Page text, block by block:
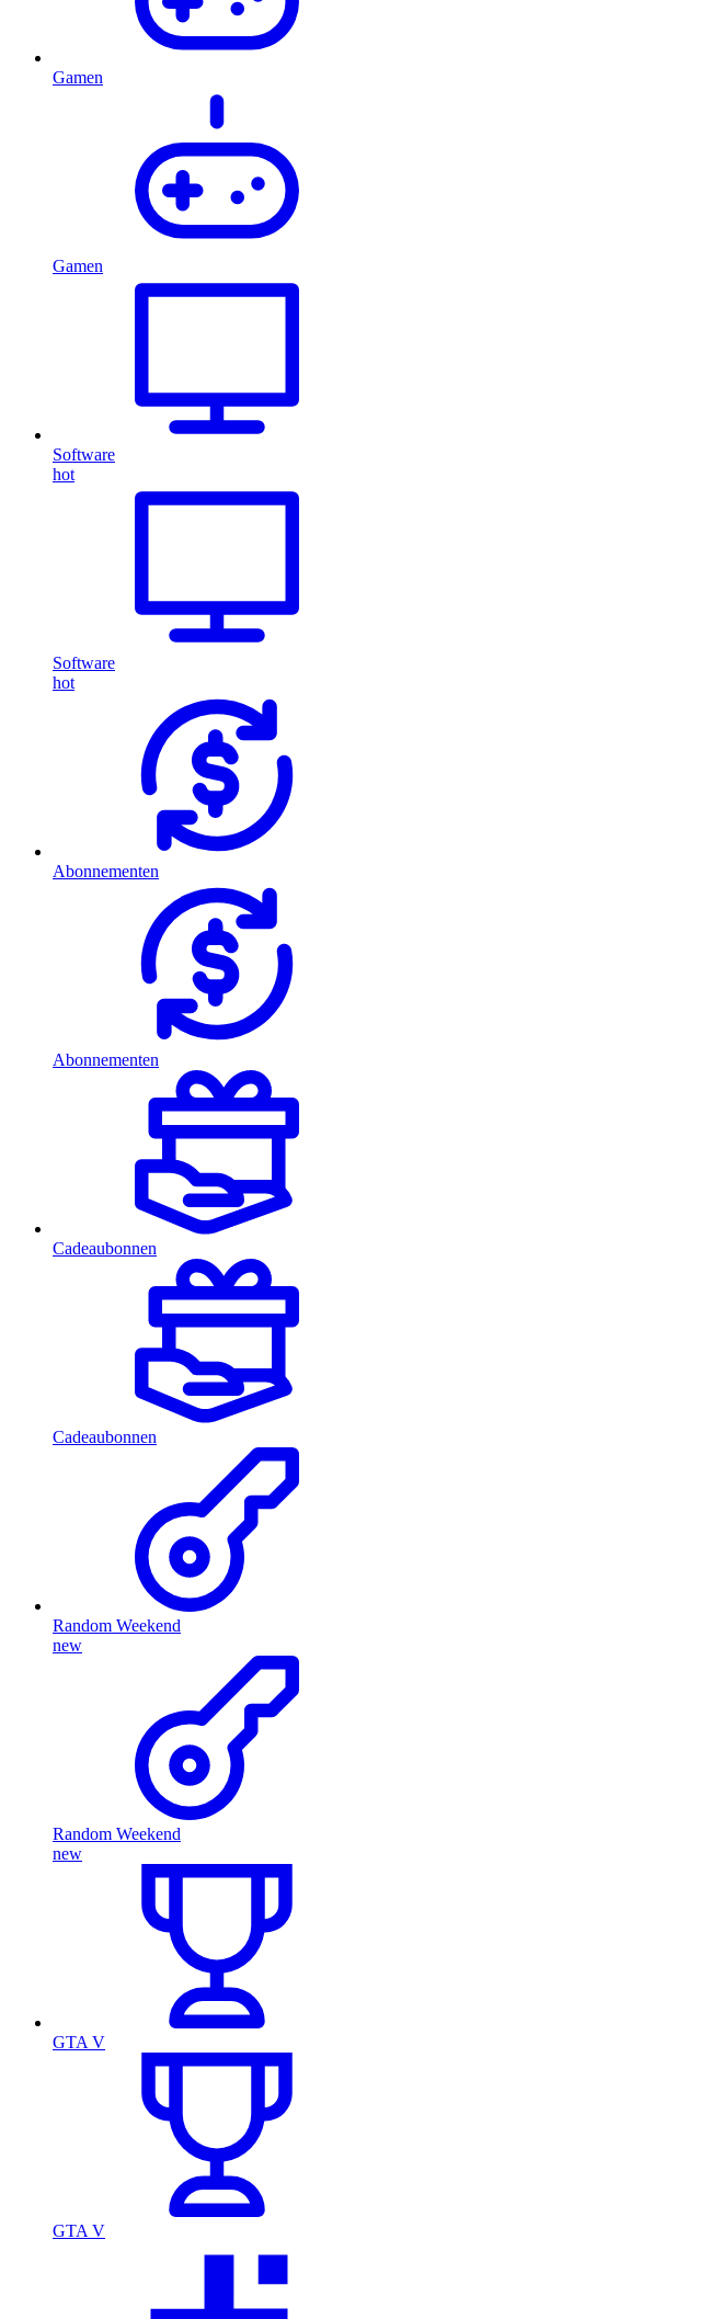
Gamen
Gamen
Software
hot
Software
hot
Abonnementen
Abonnementen
Cadeaubonnen
Cadeaubonnen
Random Weekend
new
Random Weekend
new
GTA V
GTA V